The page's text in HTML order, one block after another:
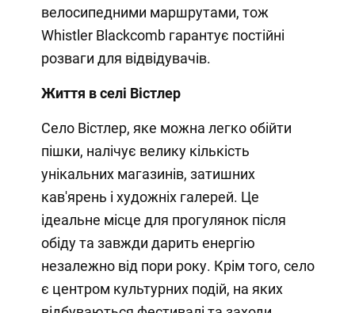
велосипедними маршрутами, тож
Whistler Blackcomb гарантує постійні
розваги для відвідувачів.
Життя в селі Вістлер
Село Вістлер, яке можна легко обійти
пішки, налічує велику кількість
унікальних магазинів, затишних
кав'ярень і художніх галерей. Це
ідеальне місце для прогулянок після
обіду та завжди дарить енергію
незалежно від пори року. Крім того, село
є центром культурних подій, на яких